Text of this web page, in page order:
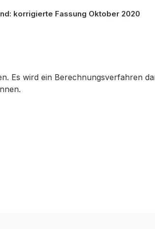
korrigierte Fassung Oktober 2020
Es wird ein Berechnungsverfahren